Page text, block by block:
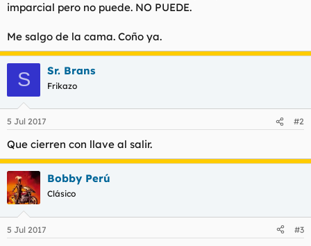
imparcial pero no puede. NO PUEDE.
Me salgo de la cama. Coño ya.
S Sr. Brans
Frikazo
5 Jul 2017 #2
Que cierren con llave al salir.
Bobby Perú
Clásico
5 Jul 2017 #3